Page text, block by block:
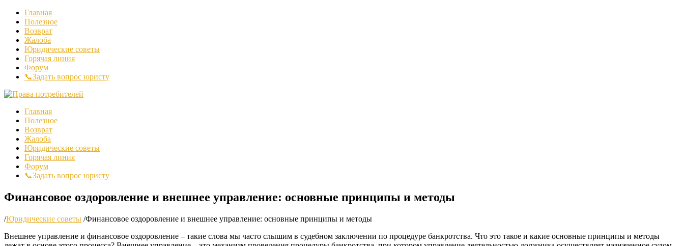
Главная
Полезное
Возврат
Жалоба
Юридические советы
Горячая линия
Форум
📞Задать вопрос юристу
Главная
Полезное
Возврат
Жалоба
Юридические советы
Горячая линия
Форум
📞Задать вопрос юристу
Финансовое оздоровление и внешнее управление: основные принципы и методы
/Юридические советы /Финансовое оздоровление и внешнее управление: основные принципы и методы
Внешнее управление и финансовое оздоровление – такие слова мы часто слышим в судебном заключении по процедуре банкротства. Что это такое и какие основные принципы и методы